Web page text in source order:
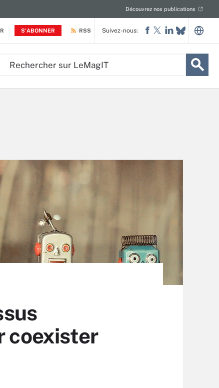
S'ABONNER
Découvrez nos publications
RSS Suivez-nous:
coexister